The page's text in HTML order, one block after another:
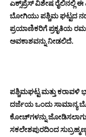
ಎಕ್ಸ್‌ಪ್ರೆಸ್ ವಿಶೇಷ
ಬೋಗಿಯು ಪಶ್ಚಿಮ ಘಟ್ಟದ
ಪ್ರಯಾಣಿಕರಿಗೆ ಪ್ರಕೃತಿಯ
ಅವಕಾಶವನ್ನು ನೀಡಲಿದೆ.
ಪಶ್ಚಿಮಘಟ್ಟ ಮತ್ತು ಕರಾವಳಿ
ದರ್ಜೆಯ ಒಂದು ಸಾಮಾನ್ಯ
ಕೋಚ್‌ಗಳನ್ನು
ಸಕಲೇಶಪುರದಿಂದ